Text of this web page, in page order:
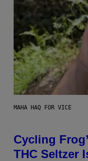
MAHA HAQ FOR VICE
Cycling
THC Seltzer